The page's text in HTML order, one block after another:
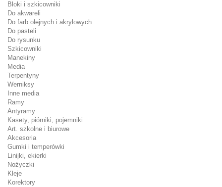
Bloki i szkicowniki
Do akwareli
Do farb olejnych i akrylowych
Do pasteli
Do rysunku
Szkicowniki
Manekiny
Media
Terpentyny
Werniksy
Inne media
Ramy
Antyramy
Kasety, piórniki, pojemniki
Art. szkolne i biurowe
Akcesoria
Gumki i temperówki
Linijki, ekierki
Nożyczki
Kleje
Korektory